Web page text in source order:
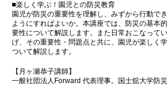
■楽しく学ぶ！園児との防災教育
園児が防災の重要性を理解し、みずから行動で
ようにすればよいか。本講座では、防災の基本
要性について解説します。また日常おこなって
げ、その重要性・問題点と共に、園児が楽しく
ついて解説します。
【月ヶ瀬恭子講師】
一般社団法人Forward 代表理事。国士舘大学防